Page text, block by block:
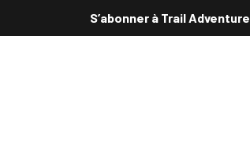
S’abonner à Trail Adventure